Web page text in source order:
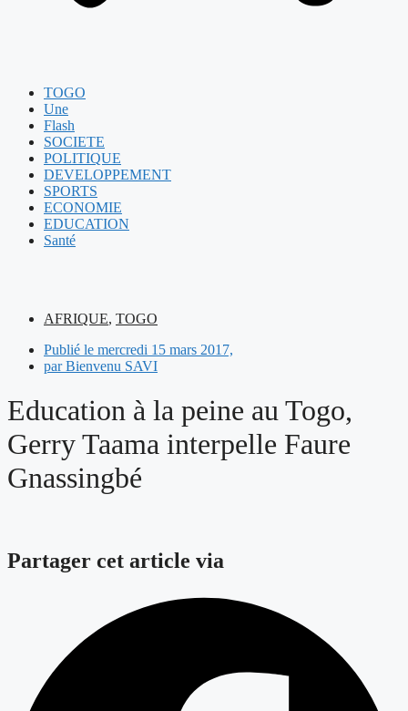
TOGO
Une
Flash
SOCIETE
POLITIQUE
DEVELOPPEMENT
SPORTS
ECONOMIE
EDUCATION
Santé
AFRIQUE, TOGO
Publié le mercredi 15 mars 2017,
parBienvenu SAVI
Education à la peine au Togo,
Gerry Taama interpelle Faure
Gnassingbé
Partager cet article via